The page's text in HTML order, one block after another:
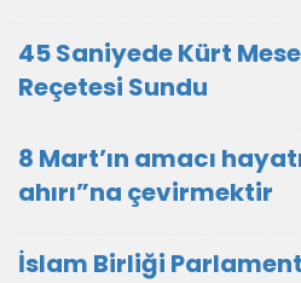
45 Saniyede Kürt
Reçetesi Sundu
8 Mart’ın amacı
ahırı”na çevirmektir
İslam Birliği